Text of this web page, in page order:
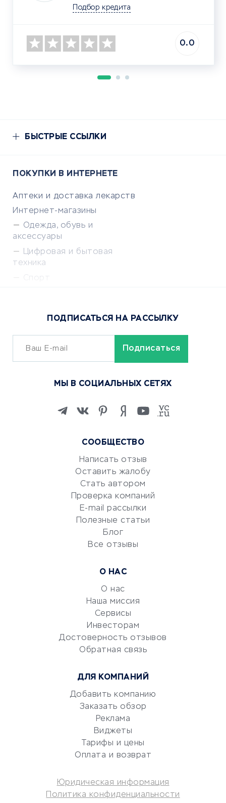
Подбор кредита
0.0
БЫСТРЫЕ ССЫЛКИ
ПОКУПКИ В ИНТЕРНЕТЕ
Аптеки и доставка лекарств
Интернет-магазины
Одежда, обувь и
аксессуары
Цифровая и бытовая
техника
Сервисы доставки
ОБУЧЕНИЕ И РАБОТА
Изучение иностранных
Маркетинг и продажи
Репетиторство
Красота и здоровье
Сервисы по поиску работы
Сетевой маркетинг
УСЛУГИ ДЛЯ БИЗНЕСА
документооборот
Юридические компании
Аудиторские компании
Бухгалтерия онлайн
Потребительские кредиты
СООБЩЕСТВО
Написать отзыв
Оставить жалобу
Стать автором
Проверка компаний
E-mail рассылки
Полезные статьи
Блог
Все отзывы
О НАС
О нас
Наша миссия
Сервисы
Инвесторам
Достоверность отзывов
Обратная связь
ДЛЯ КОМПАНИЙ
Добавить компанию
Заказать обзор
Реклама
Виджеты
Тарифы и цены
Оплата и возврат
ПОДПИСАТЬСЯ НА РАССЫЛКУ
МЫ В СОЦИАЛЬНЫХ СЕТЯХ
Юридическая информация
Политика конфиденциальности